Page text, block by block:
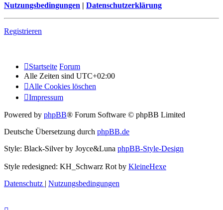
Nutzungsbedingungen | Datenschutzerklärung
Registrieren
Startseite Forum
Alle Zeiten sind UTC+02:00
Alle Cookies löschen
Impressum
Powered by phpBB® Forum Software © phpBB Limited
Deutsche Übersetzung durch phpBB.de
Style: Black-Silver by Joyce&Luna phpBB-Style-Design
Style redesigned: KH_Schwarz Rot by KleineHexe
Datenschutz | Nutzungsbedingungen